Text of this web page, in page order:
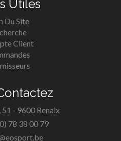
Utiles
Du Site
Client
- 9600 Renaix
78 38 00 79